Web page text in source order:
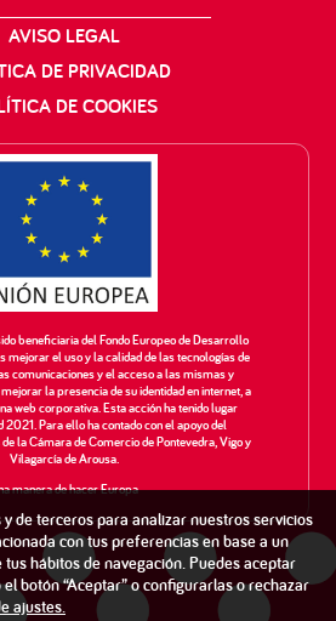
AVISO LEGAL
DE PRIVACIDAD
DE COOKIES
beneficiaria del Fondo Europeo de Desarrollo
mejorar el uso y la calidad de las tecnologías de
comunicaciones y el acceso a las mismas y
la presencia de su identidad en internet, a
web corporativa. Esta acción ha tenido lugar
2021. Para ello ha contado con el apoyo del
la Cámara de Comercio de Pontevedra, Vigo y
Vilagarcía de Arousa.
manera de hacer Europa
de terceros para analizar nuestros servicios
con tus preferencias en base a un
hábitos de navegación. Puedes aceptar
botón “Aceptar” o configurarlas o rechazar
ajustes.